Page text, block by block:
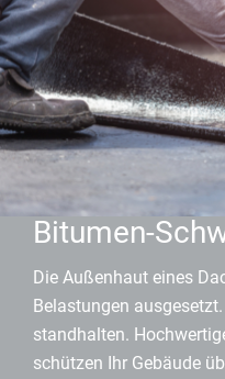
Bitumen-
Die Außenhaut eines
Belastungen
standhalten.
schützen Ihr Gebäude